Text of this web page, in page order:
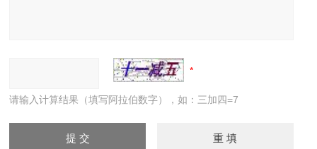
请输入计算结果（填写阿拉伯数字），如：三加四=7